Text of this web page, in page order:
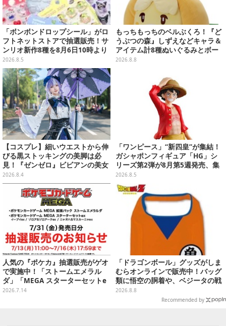
「ボンボンドロップシール」がロ
フトネットストアで抽選販売！サ
ンリオ新作8種を8月6日10時より
受付開始
2026.8.5
もっちもっちのベルぶくろ！『ど
うぶつの森』しずえなどキャラ＆
アイテム計8種ぬいぐるみとボー
ルチェーン付きマスコットが発売
2026.8.8
【コスプレ】細いウエストから伸
びる黒ストッキングの美脚は必
見！『ゼンゼロ』ビビアンの美女
レイヤーが優雅に降臨【写真9
枚】
2026.8.4
「ワンピース」“新四皇”が集結！
ガシャポンフィギュア「HG」シ
リーズ第2弾が8月第5週発売、集
めて並べたくなるクオリティ
2026.8.5
人気の『ポケカ』抽選販売がゲオ
で実施中！「ストームエメラル
ダ」「MEGA スターターセットe
x」各種の全4商品
2026.7.14
「ドラゴンボール」グッズがしま
むらオンラインで販売中！バッグ
類に悟空の胴着や、ベジータの戦
闘服を大胆デザイン
2026.8.8
Recommended by